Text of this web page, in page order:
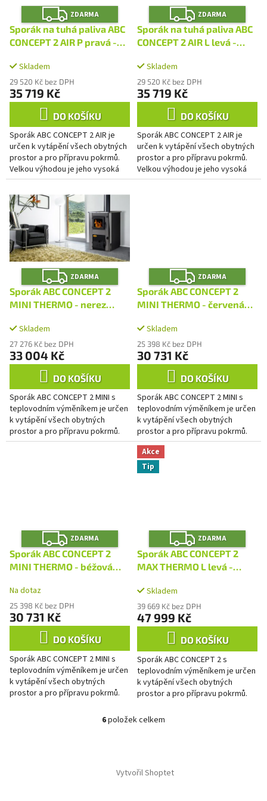
k
t
ů
d
u
t
ů
Z
D
A
R
M
ZDARMA
Sporák na tuhá paliva ABC
CONCEPT 2 AIR P pravá -
Skladem
29 520 Kč bez DPH
35 719 Kč
DO KOŠÍKU
Sporák ABC CONCEPT 2 AIR je
určen k vytápění všech obytných
prostor a pro přípravu pokrmů.
Velkou výhodou je jeho vysoká
účinnost. Svým originálním
vzhledem se hodí do všech...
Z
D
A
R
M
ZDARMA
Sporák na tuhá paliva ABC
CONCEPT 2 AIR L levá -
Skladem
29 520 Kč bez DPH
35 719 Kč
DO KOŠÍKU
Sporák ABC CONCEPT 2 AIR je
určen k vytápění všech obytných
prostor a pro přípravu pokrmů.
Velkou výhodou je jeho vysoká
účinnost. Svým originálním
Z
D
A
R
M
ZDARMA
Sporák ABC CONCEPT 2
MINI THERMO - nerez
Skladem
27 276 Kč bez DPH
33 004 Kč
DO KOŠÍKU
Sporák ABC CONCEPT 2 MINI s
teplovodním výměníkem je určen
k vytápění všech obytných
prostor a pro přípravu pokrmů.
Velkou výhodou je jeho vysoká
Z
D
A
R
M
ZDARMA
Sporák ABC CONCEPT 2
MINI THERMO - červená
Skladem
25 398 Kč bez DPH
30 731 Kč
DO KOŠÍKU
Sporák ABC CONCEPT 2 MINI s
teplovodním výměníkem je určen
k vytápění všech obytných
prostor a pro přípravu pokrmů.
Velkou výhodou je jeho vysoká
účinnost. Svým originálním...
Z
D
A
R
M
ZDARMA
Sporák ABC CONCEPT 2
MINI THERMO - béžová
Na dotaz
25 398 Kč bez DPH
30 731 Kč
DO KOŠÍKU
Sporák ABC CONCEPT 2 MINI s
teplovodním výměníkem je určen
k vytápění všech obytných
prostor a pro přípravu pokrmů.
účinnost. Svým originálním...
Akce
Tip
Z
D
A
R
M
ZDARMA
Sporák ABC CONCEPT 2
MAX THERMO L levá -
Skladem
39 669 Kč bez DPH
47 999 Kč
DO KOŠÍKU
Sporák ABC CONCEPT 2 s
teplovodním výměníkem je určen
k vytápění všech obytných
prostor a pro přípravu pokrmů.
účinnost. Svým originálním...
O
d
6položek celkem
Vytvořil Shoptet